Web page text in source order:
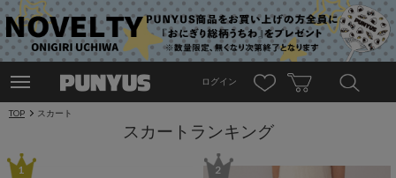
ログイン
TOP スカート
スカートランキング
1 2